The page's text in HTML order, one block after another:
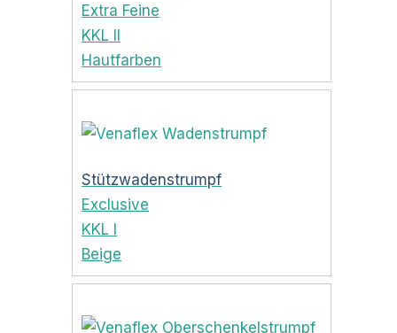
Extra Feine
KKL II
Hautfarben
Stützwadenstrumpf
Exclusive
KKL I
Beige